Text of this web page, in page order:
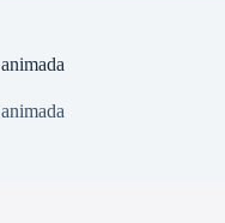
animada
animada